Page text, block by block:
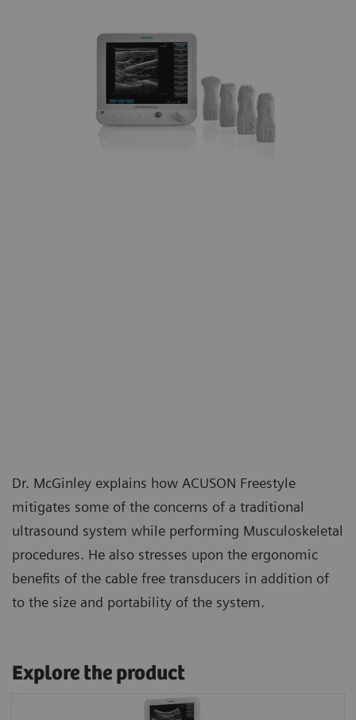
Dr. McGinley explains how ACUSON Freestyle
mitigates some of the concerns of a traditional
ultrasound system while performing Musculoskeletal
procedures. He also stresses upon the ergonomic
benefits of the cable free transducers in addition of
to the size and portability of the system.
Explore the product